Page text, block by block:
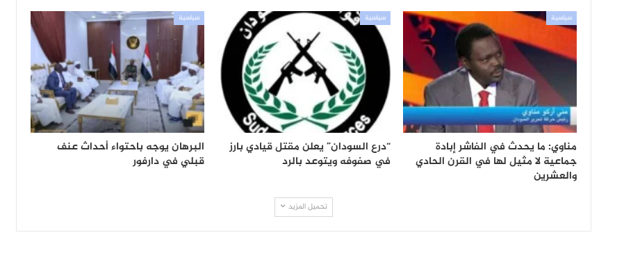
سياسية
مناوي: ما يحدث في الفاشر إبادة
جماعية لا مثيل لها في القرن الحادي
والعشرين
سياسية
“درع السودان” يعلن مقتل قيادي بارز
في صفوفه ويتوعد بالرد
سياسية
البرهان يوجه باحتواء أحداث عنف
قبلي في دارفور
تحميل المزيد